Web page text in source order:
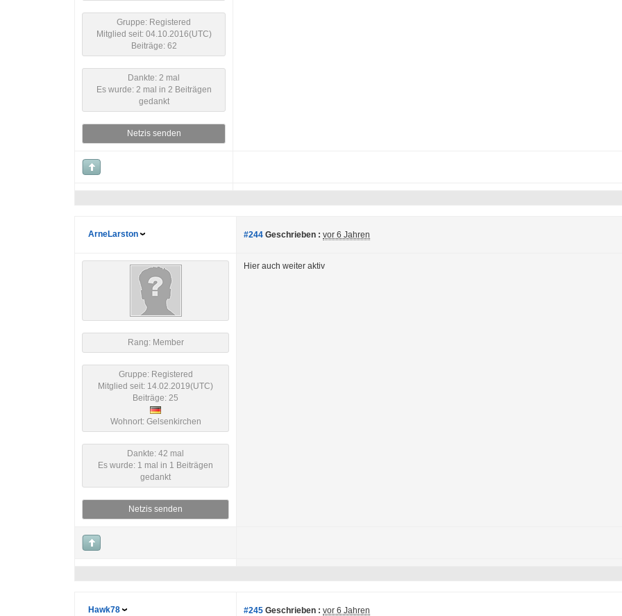
Gruppe: Registered
Mitglied seit: 04.10.2016(UTC)
Beiträge: 62
Dankte: 2 mal
Es wurde: 2 mal in 2 Beiträgen
gedankt
Netzis senden
ArneLarston #244 Geschrieben : vor 6 Jahren
Rang: Member
Gruppe: Registered
Mitglied seit: 14.02.2019(UTC)
Beiträge: 25
Wohnort: Gelsenkirchen
Dankte: 42 mal
Es wurde: 1 mal in 1 Beiträgen
gedankt
Netzis senden
Hier auch weiter aktiv
Hawk78 #245 Geschrieben : vor 6 Jahren